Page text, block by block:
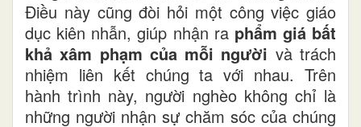
Điều này cũng đòi hỏi một công việc giáo
dục kiên nhẫn, giúp nhận ra phẩm giá bất
khả xâm phạm của mỗi người và trách
nhiệm liên kết chúng ta với nhau. Trên
hành trình này, người nghèo không chỉ là
những người nhận sự chăm sóc của chúng